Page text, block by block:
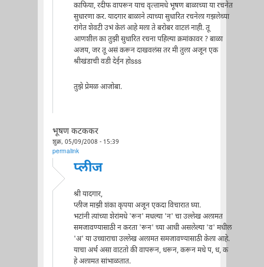
काफिया, रदीफ वापरून याच वृत्त्तामधे भूषण बाळाच्या या रचनेत
सुधारणा कर. यादगार बाळाने त्याच्या सुधारित रचनेला गझलेच्या
रांगेत शेवटी उभं केलं आहे मला ते बरोबर वाटलं नाही. तू
आणशील का तुझी सुधारित रचना पहिल्या क्रमांकावर ? बाळा
अजय, जर तू असं करून दाखवलंस तर मी तुला अजून एक
श्रीखंडाची वडी देईन होsss
तुझे प्रेमळ आजोबा.
भूषण कटककर
शुक्र, 05/09/2008 - 15:39
permalink
प्लीज
श्री यादगार,
प्लीज माझी शंका कृपया अजून एकदा विचारात घ्या.
भटांनी त्यांच्या शेरांमधे 'रून' मधल्या 'न' चा उल्लेख अलामत
समजावण्यासाठी न करता 'रून' च्या आधी असलेल्या 'व' मधील
'अ' या उच्चाराचा उल्लेख अलामत समजावण्यासाठी केला आहे.
याचा अर्थ असा वाटतो की वापरून, धरून, करून मधे प, ध, क
हे अलामत सांभाळतात.